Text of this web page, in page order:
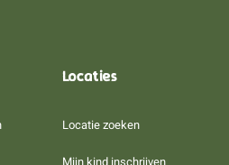
Locaties
Locatie zoeken
Mijn kind inschrijven